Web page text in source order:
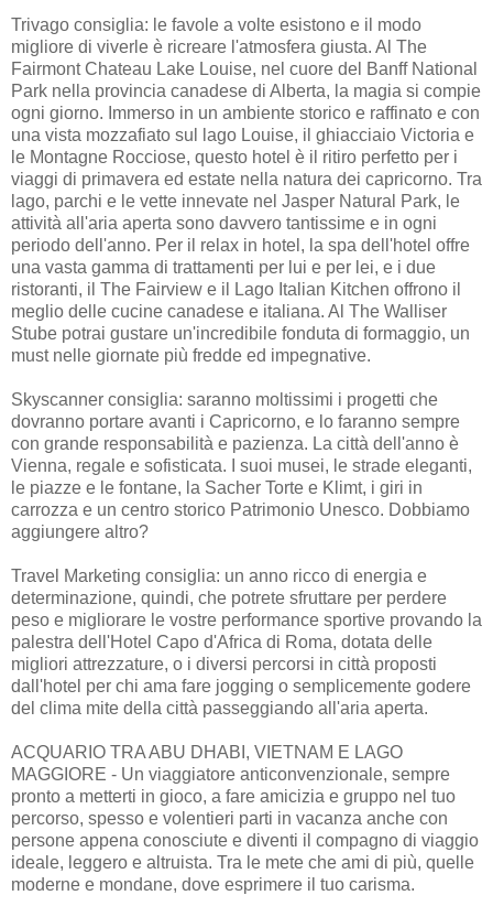
Trivago consiglia: le favole a volte esistono e il modo
migliore di viverle è ricreare l'atmosfera giusta. Al The
Fairmont Chateau Lake Louise, nel cuore del Banff National
Park nella provincia canadese di Alberta, la magia si compie
ogni giorno. Immerso in un ambiente storico e raffinato e con
una vista mozzafiato sul lago Louise, il ghiacciaio Victoria e
le Montagne Rocciose, questo hotel è il ritiro perfetto per i
viaggi di primavera ed estate nella natura dei capricorno. Tra
lago, parchi e le vette innevate nel Jasper Natural Park, le
attività all'aria aperta sono davvero tantissime e in ogni
periodo dell'anno. Per il relax in hotel, la spa dell'hotel offre
una vasta gamma di trattamenti per lui e per lei, e i due
ristoranti, il The Fairview e il Lago Italian Kitchen offrono il
meglio delle cucine canadese e italiana. Al The Walliser
Stube potrai gustare un'incredibile fonduta di formaggio, un
must nelle giornate più fredde ed impegnative.
Skyscanner consiglia: saranno moltissimi i progetti che
dovranno portare avanti i Capricorno, e lo faranno sempre
con grande responsabilità e pazienza. La città dell'anno è
Vienna, regale e sofisticata. I suoi musei, le strade eleganti,
le piazze e le fontane, la Sacher Torte e Klimt, i giri in
carrozza e un centro storico Patrimonio Unesco. Dobbiamo
aggiungere altro?
Travel Marketing consiglia: un anno ricco di energia e
determinazione, quindi, che potrete sfruttare per perdere
peso e migliorare le vostre performance sportive provando la
palestra dell'Hotel Capo d'Africa di Roma, dotata delle
migliori attrezzature, o i diversi percorsi in città proposti
dall'hotel per chi ama fare jogging o semplicemente godere
del clima mite della città passeggiando all'aria aperta.
ACQUARIO TRA ABU DHABI, VIETNAM E LAGO
MAGGIORE - Un viaggiatore anticonvenzionale, sempre
pronto a metterti in gioco, a fare amicizia e gruppo nel tuo
percorso, spesso e volentieri parti in vacanza anche con
persone appena conosciute e diventi il compagno di viaggio
ideale, leggero e altruista. Tra le mete che ami di più, quelle
moderne e mondane, dove esprimere il tuo carisma.